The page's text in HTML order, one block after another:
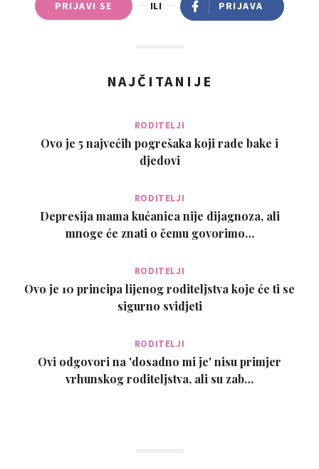
PRIJAVI SE ILI PRIJAVA
NAJČITANIJE
RODITELJI
Ovo je 5 najvećih pogrešaka koji rade bake i
djedovi
RODITELJI
Depresija mama kućanica nije dijagnoza, ali
mnoge će znati o čemu govorimo…
RODITELJI
Ovo je 10 principa lijenog roditeljstva koje će ti se
sigurno svidjeti
RODITELJI
Ovi odgovori na 'dosadno mi je' nisu primjer
vrhunskog roditeljstva, ali su zab…